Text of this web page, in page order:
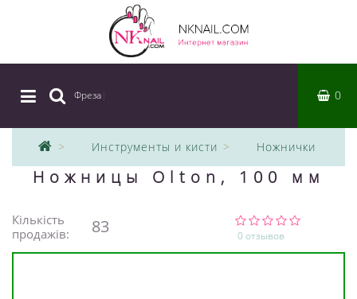
Фреза 0
Инструменты и кисти Ножнички
Ножницы Olton, 100 мм
Кількість
продажів:
83 0 отзывов